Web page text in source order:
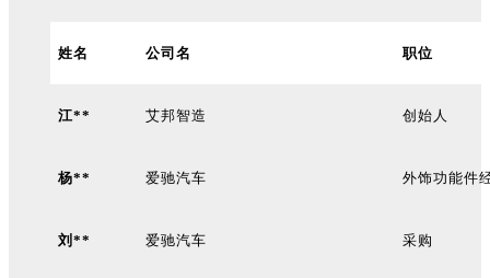
姓名 公司名 职位
江** 艾邦智造 创始人
杨** 爱驰汽车 外饰功能件
刘** 爱驰汽车 采购